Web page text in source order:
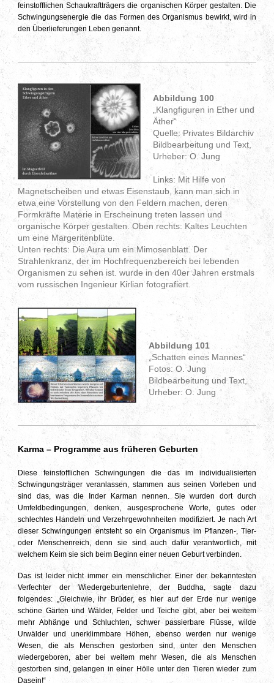
feinstofflichen Schaukraftträgers die organischen Körper gestalten. Die
Schwingungsenergie die das Formen des Organismus bewirkt, wird in
den Überlieferungen Leben genannt.
Abbildung 100
„Klangfiguren in Ether und
Äther“
Quelle: Privates Bildarchiv
Bildbearbeitung und Text,
Urheber: O. Jung
Links: Mit Hilfe von
Magnetscheiben und etwas Eisenstaub, kann man sich in
etwa eine Vorstellung von den Feldern machen, deren
Formkräfte Materie in Erscheinung treten lassen und
organische Körper gestalten. Oben rechts: Kaltes Leuchten
um eine Margeritenblüte.
Unten rechts: Die Aura um ein Mimosenblatt. Der
Strahlenkranz, der im Hochfrequenzbereich bei lebenden
Organismen zu sehen ist. wurde in den 40er Jahren erstmals
vom russischen Ingenieur Kirlian fotografiert.
Abbildung 101
„Schatten eines Mannes“
Fotos: O. Jung
Bildbearbeitung und Text,
Urheber: O. Jung
Karma – Programme aus früheren Geburten
Diese feinstofflichen Schwingungen die das im individualisierten
Schwingungsträger veranlassen, stammen aus seinen Vorleben und
sind das, was die Inder Karman nennen. Sie wurden dort durch
Umfeldbedingungen, denken, ausgesprochene Worte, gutes oder
schlechtes Handeln und Verzehrgewohnheiten modifiziert. Je nach Art
dieser Schwingungen entsteht so ein Organismus im Pflanzen-, Tier-
oder Menschenreich, denn sie sind auch dafür verantwortlich, mit
welchem Keim sie sich beim Beginn einer neuen Geburt verbinden.
Das ist leider nicht immer ein menschlicher. Einer der bekanntesten
Verfechter der Wiedergeburtenlehre, der Buddha, sagte dazu
folgendes: „Gleichwie, ihr Brüder, es hier auf der Erde nur wenige
schöne Gärten und Wälder, Felder und Teiche gibt, aber bei weitem
mehr Abhänge und Schluchten, schwer passierbare Flüsse, wilde
Urwälder und unerklimmbare Höhen, ebenso werden nur wenige
Wesen, die als Menschen gestorben sind, unter den Menschen
wiedergeboren, aber bei weitem mehr Wesen, die als Menschen
gestorben sind, gelangen in einer Hölle unter den Tieren wieder zum
Dasein!“